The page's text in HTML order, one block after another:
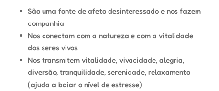
São uma fonte de afeto desinteressado e nos fazem
companhia
Nos conectam com a natureza e com a vitalidade
dos seres vivos
Nos transmitem vitalidade, vivacidade, alegria,
diversão, tranquilidade, serenidade, relaxamento
(ajuda a baiar o nível de estresse)